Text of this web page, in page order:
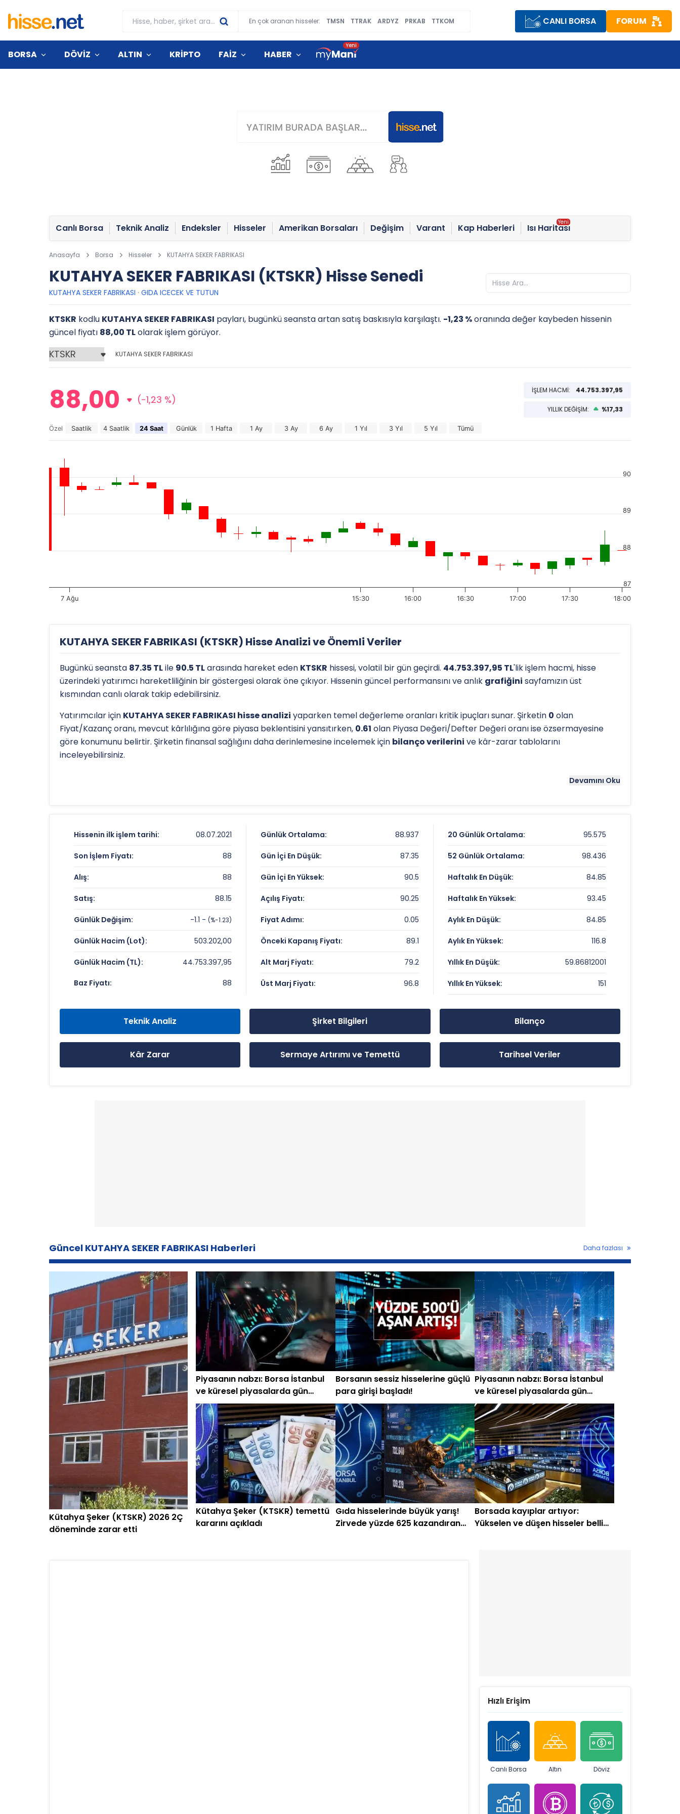
En çok aranan hisseler: TMSN TTRAK ARDYZ PRKAB TTKOM CANLI BORSA FORUM
BORSA DÖVİZ ALTIN KRİPTO FAİZ HABER
Canlı Borsa Teknik Analiz Endeksler Hisseler Amerikan Borsaları Değişim Varant Kap Haberleri Isı Haritası
Anasayfa Borsa Hisseler KUTAHYA SEKER FABRIKASI
KUTAHYA SEKER FABRIKASI (KTSKR) Hisse Senedi
KUTAHYA SEKER FABRIKASI · GIDA ICECEK VE TUTUN
KTSKR kodlu KUTAHYA SEKER FABRIKASI payları, bugünkü seansta artan satış baskısıyla karşılaştı. -1,23 %oranında değer kaybeden hissenin
güncel fiyatı 88,00 TLolarak işlem görüyor.
KUTAHYA SEKER FABRIKASI
88,00 (-1,23 %)
İŞLEM HACMİ: 44.753.397,95
YILLIK DEĞİŞİM: %17,33
Özel Saatlik 4 Saatlik 24 Saat Günlük 1 Hafta 1 Ay 3 Ay 6 Ay 1 Yıl 3 Yıl 5 Yıl Tümü
7 Ağu 15:30 16:00 16:30 17:00 17:30 18:00
87
88
89
90
KUTAHYA SEKER FABRIKASI (KTSKR) Hisse Analizi ve Önemli Veriler
Bugünkü seansta 87.35 TLile 90.5 TLarasında hareket eden KTSKR hissesi, volatil bir gün geçirdi. 44.753.397,95 TL'lik işlem hacmi, hisse
üzerindeki yatırımcı hareketliliğinin bir göstergesi olarak öne çıkıyor. Hissenin güncel performansını ve anlık grafiğini sayfamızın üst
kısmından canlı olarak takip edebilirsiniz.
Yatırımcılar için KUTAHYA SEKER FABRIKASI hisse analizi yaparken temel değerleme oranları kritik ipuçları sunar. Şirketin 0 olan
Fiyat/Kazanç oranı, mevcut kârlılığına göre piyasa beklentisini yansıtırken, 0.61 olan Piyasa Değeri/Defter Değeri oranı ise özsermayesine
göre konumunu belirtir. Şirketin finansal sağlığını daha derinlemesine incelemek için bilanço verilerini ve kâr-zarar tablolarını
inceleyebilirsiniz.
göstergeleri önemli bir araçtır. Hissenin151 TL
KTSKRiçin detaylı indikatör analizlerineteknik analiz sayfamızdanulaşabilirsiniz.
KUTAHYA SEKER FABRIKASI Fiyat ve Getiri Karnesi
Anlık Fiyat:
88,00 TL
Günlük Değişim:
-1,23%
Yıllık Getiri:
KUTAHYA SEKER FABRIKASI Değerleme Çarpanları
Fiyat/Kazanç (F/K):
Veri Yok
Piyasa Değeri/Defter Değeri (PD/DD):
KUTAHYA SEKER FABRIKASI Rekorlar ve Önemli Seviyeler
90.5 TL
Son 1 Yılın Dibi:
59.86812001 TL
Devamını Oku
Hissenin ilk işlem tarihi: 08.07.2021
Son İşlem Fiyatı: 88
Alış: 88
Satış: 88.15
Günlük Değişim: -1.1 -(%-1.23)
Günlük Hacim (Lot): 503.202,00
Günlük Hacim (TL): 44.753.397,95
Baz Fiyatı: 88
Günlük Ortalama: 88.937
Gün İçi En Düşük: 87.35
Gün İçi En Yüksek: 90.5
Açılış Fiyatı: 90.25
Fiyat Adımı: 0.05
Önceki Kapanış Fiyatı: 89.1
Alt Marj Fiyatı: 79.2
Üst Marj Fiyatı: 96.8
20 Günlük Ortalama: 95.575
52 Günlük Ortalama: 98.436
Haftalık En Düşük: 84.85
Haftalık En Yüksek: 93.45
Aylık En Düşük: 84.85
Aylık En Yüksek: 116.8
Yıllık En Düşük: 59.86812001
Yıllık En Yüksek: 151
Teknik Analiz Şirket Bilgileri Bilanço
Kâr Zarar Sermaye Artırımı ve Temettü Tarihsel Veriler
Güncel KUTAHYA SEKER FABRIKASI Haberleri Daha fazlası
Kütahya Şeker (KTSKR) 2026 2Ç
döneminde zarar etti
Piyasanın nabzı: Borsa İstanbul
ve küresel piyasalarda gün
başlarken (22 Temmuz)
Borsanın sessiz hisselerine güçlü
para girişi başladı!
Piyasanın nabzı: Borsa İstanbul
ve küresel piyasalarda gün
başlarken (6 Temmuz)
Kütahya Şeker (KTSKR) temettü
kararını açıkladı
Gıda hisselerinde büyük yarış!
Zirvede yüzde 625 kazandıran
Borsada kayıplar artıyor:
Yükselen ve düşen hisseler belli
Hızlı Erişim
Canlı Borsa Altın Döviz